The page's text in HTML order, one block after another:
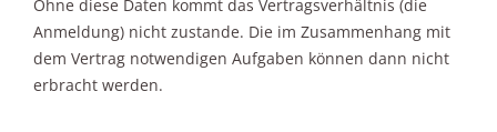
Ohne diese Daten kommt das Vertragsverhältnis (die
Anmeldung) nicht zustande. Die im Zusammenhang mit
dem Vertrag notwendigen Aufgaben können dann nicht
erbracht werden.